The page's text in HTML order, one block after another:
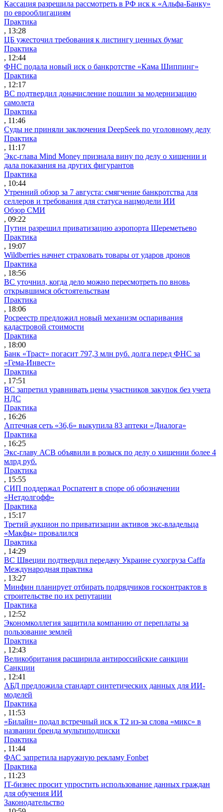
Кассация разрешила рассмотреть в РФ иск к «Альфа-Банку»
по еврооблигациям
Практика
, 13:28
ЦБ ужесточил требования к листингу ценных бумаг
Практика
, 12:44
ФНС подала новый иск о банкротстве «Кама Шиппинг»
Практика
, 12:17
ВС подтвердил доначисление пошлин за модернизацию
самолета
Практика
, 11:46
Суды не приняли заключения DeepSeek по уголовному делу
Практика
, 11:17
Экс-глава Mind Money признала вину по делу о хищении и
дала показания на других фигурантов
Практика
, 10:44
Утренний обзор за 7 августа: смягчение банкротства для
селлеров и требования для статуса нацмодели ИИ
Обзор СМИ
, 09:22
Путин разрешил приватизацию аэропорта Шереметьево
Практика
, 19:07
Wildberries начнет страховать товары от ударов дронов
Практика
, 18:56
ВС уточнил, когда дело можно пересмотреть по вновь
открывшимся обстоятельствам
Практика
, 18:06
Росреестр предложил новый механизм оспаривания
кадастровой стоимости
Практика
, 18:00
Банк «Траст» погасит 797,3 млн руб. долга перед ФНС за
«Гема-Инвест»
Практика
, 17:51
ВС запретил уравнивать цены участников закупок без учета
НДС
Практика
, 16:26
Аптечная сеть «36,6» выкупила 83 аптеки «Диалога»
Практика
, 16:25
Экс-главу АСВ объявили в розыск по делу о хищении более 4
млрд руб.
Практика
, 15:55
СИП поддержал Роспатент в споре об обозначении
«Нетдолгофф»
Практика
, 15:17
Третий аукцион по приватизации активов экс-владельца
«Макфы» провалился
Практика
, 14:29
ВС Швеции подтвердил передачу Украине сухогруза Caffa
Международная практика
, 13:27
Минфин планирует отбирать подрядчиков госконтрактов в
строительстве по их репутации
Практика
, 12:52
Экономколлегия защитила компанию от переплаты за
пользование землей
Практика
, 12:43
Великобритания расширила антироссийские санкции
Санкции
, 12:41
АБД предложила стандарт синтетических данных для ИИ-
моделей
Практика
, 11:53
«Билайн» подал встречный иск к Т2 из-за слова «микс» в
названии бренда мультиподписки
Практика
, 11:44
ФАС запретила наружную рекламу Fonbet
Практика
, 11:23
IT-бизнес просит упростить использование данных граждан
для обучения ИИ
Законодательство